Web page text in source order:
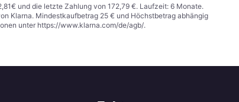
und die letzte Zahlung von 172,79 €. Laufzeit: 6 Monate.
Klarna. Mindestkaufbetrag 25 € und Höchstbetrag abhängig
unter https://www.klarna.com/de/agb/.